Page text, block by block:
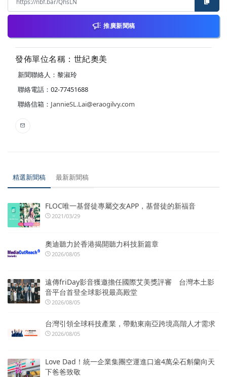
推廣新聞稿
發佈單位名稱：世紀奧美
新聞聯絡人：黎淑玲
聯絡電話：02-77451688
聯絡信箱： JannieSL.Lai@eraogilvy.com
精選新聞稿 最新新聞稿
FLOC唯一基督徒專屬交友APP，基督徒的新福音
2021/03/29
奧迪聽力於香港揭開聽力科技新篇章
2026/08/05
遠傳friDay影音獲邀擔任國際艾美獎評審 台灣本土影
音平台首登全球影視最高殿堂
2026/08/05
台灣引領全球科技產業，帶動東南亞跨境高階人才需求
2026/08/05
Love Dad！統一企業集團空運進口逾4萬朵石斛蘭向天
下爸爸致敬